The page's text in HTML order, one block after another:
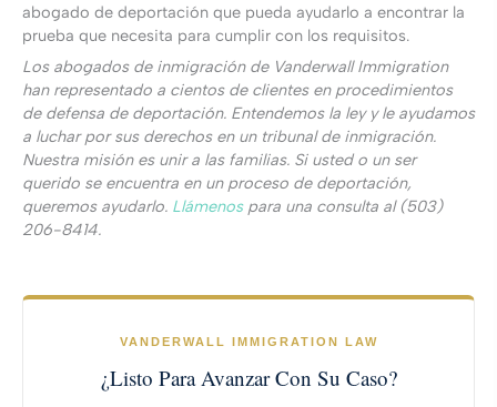
abogado de deportación que pueda ayudarlo a encontrar la
prueba que necesita para cumplir con los requisitos.
Los abogados de inmigración de Vanderwall Immigration
han representado a cientos de clientes en procedimientos
de defensa de deportación. Entendemos la ley y le ayudamos
a luchar por sus derechos en un tribunal de inmigración.
Nuestra misión es unir a las familias. Si usted o un ser
querido se encuentra en un proceso de deportación,
queremos ayudarlo. Llámenospara una consulta al (503)
206-8414.
VANDERWALL IMMIGRATION LAW
¿Listo Para Avanzar Con Su Caso?